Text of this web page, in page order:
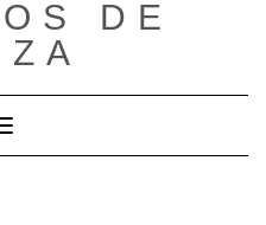
DE
Cambiar modo de navegación